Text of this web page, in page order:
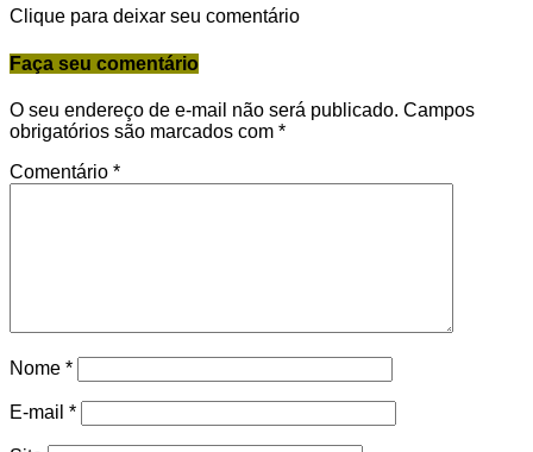
Clique para deixar seu comentário
Faça seu comentário
O seu endereço de e-mail não será publicado. Campos
obrigatórios são marcados com *
Comentário *
Nome *
E-mail *